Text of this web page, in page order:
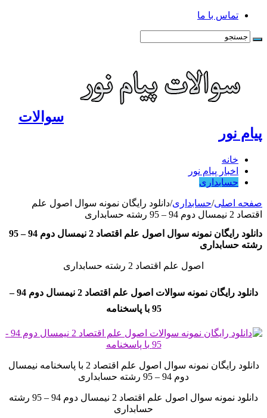
تماس با ما
سوالات
پیام نور
خانه
اخبار پیام نور
حسابداری
صفحه اصلی/حسابداری/دانلود رایگان نمونه سوال اصول علم
اقتصاد 2 نیمسال دوم 94 – 95 رشته حسابداری
دانلود رایگان نمونه سوال اصول علم اقتصاد 2 نیمسال دوم 94 – 95
رشته حسابداری
اصول علم اقتصاد 2 رشته حسابداری
دانلود رایگان نمونه سوالات اصول علم اقتصاد 2 نیمسال دوم 94 –
95 با پاسخنامه
دانلود رایگان نمونه سوال اصول علم اقتصاد 2 با پاسخنامه نیمسال
دوم 94 – 95 رشته حسابداری
دانلود نمونه سوال اصول علم اقتصاد 2 نیمسال دوم 94 – 95 رشته
حسابداری